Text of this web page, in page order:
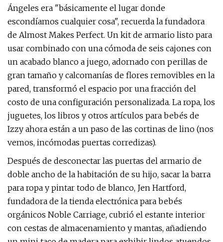
Ángeles era "básicamente el lugar donde
escondíamos cualquier cosa", recuerda la fundadora
de Almost Makes Perfect. Un kit de armario listo para
usar combinado con una cómoda de seis cajones con
un acabado blanco a juego, adornado con perillas de
gran tamaño y calcomanías de flores removibles en la
pared, transformó el espacio por una fracción del
costo de una configuración personalizada. La ropa, los
juguetes, los libros y otros artículos para bebés de
Izzy ahora están a un paso de las cortinas de lino (nos
vemos, incómodas puertas corredizas).
Después de desconectar las puertas del armario de
doble ancho de la habitación de su hijo, sacar la barra
para ropa y pintar todo de blanco, Jen Hartford,
fundadora de la tienda electrónica para bebés
orgánicos Noble Carriage, cubrió el estante interior
con cestas de almacenamiento y mantas, añadiendo